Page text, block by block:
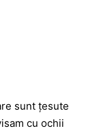
sunt ţesute
cu ochii